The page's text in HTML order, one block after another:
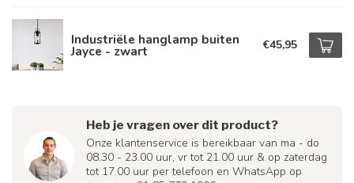
Industriële hanglamp buiten
Jayce - zwart €45,95
Heb je vragen over dit product?
Onze klantenservice is bereikbaar van ma - do
08.30 - 23.00 uur, vr tot 21.00 uur & op zaterdag
tot 17.00 uur per telefoon en WhatsApp op